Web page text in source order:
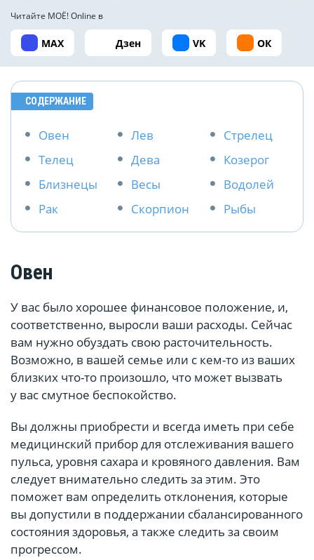
Читайте МОЁ! Online в
MAX Дзен VK ОК
СОДЕРЖАНИЕ
Овен
Телец
Близнецы
Рак
Лев
Дева
Весы
Скорпион
Стрелец
Козерог
Водолей
Рыбы
Овен
У вас было хорошее финансовое положение, и,
соответственно, выросли ваши расходы. Сейчас
вам нужно обуздать свою расточительность.
Возможно, в вашей семье или с кем-то из ваших
близких что-то произошло, что может вызвать
у вас смутное беспокойство.
Вы должны приобрести и всегда иметь при себе
медицинский прибор для отслеживания вашего
пульса, уровня сахара и кровяного давления. Вам
следует внимательно следить за этим. Это
поможет вам определить отклонения, которые
вы допустили в поддержании сбалансированного
состояния здоровья, а также следить за своим
прогрессом.